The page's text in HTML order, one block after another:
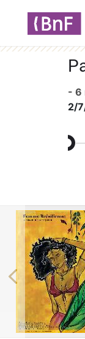
- 6
2/
Previous